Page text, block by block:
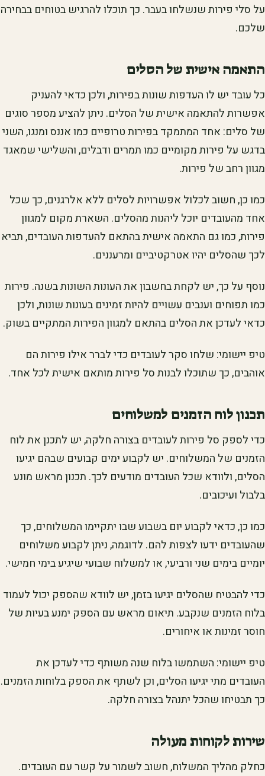
על סלי פירות שנשלחו בעבר. כך תוכלו להרגיש בטוחים בבחירה
שלכם.
התאמה אישית של הסלים
כל עובד יש לו העדפות שונות בפירות, ולכן כדאי להעניק
אפשרות להתאמה אישית של הסלים. ניתן להציע מספר סוגים
של סלים: אחד המתמקד בפירות טרופיים כמו אננס ומנגו, השני
בדגש על פירות מקומיים כמו תמרים ודבלים, והשלישי שמאגד
מגוון רחב של פירות.
כמו כן, חשוב לכלול אפשרויות לסלים ללא אלרגנים, כך שכל
אחד מהעובדים יוכל ליהנות מהסלים. השארת מקום למגוון
פירות, כמו גם התאמה אישית בהתאם להעדפות העובדים, תביא
לכך שהסלים יהיו אטרקטיביים ומרעננים.
נוסף על כך, יש לקחת בחשבון את העונות השונות בשנה. פירות
כמו תפוחים וענבים עשויים להיות זמינים בעונות שונות, ולכן
כדאי לעדכן את הסלים בהתאם למגוון הפירות המתקיים בשוק.
טיפ יישומי: שלחו סקר לעובדים כדי לברר אילו פירות הם
אוהבים, כך שתוכלו לבנות סל פירות מותאם אישית לכל אחד.
תכנון לוח הזמנים למשלוחים
כדי לספק סל פירות לעובדים בצורה חלקה, יש לתכנן את לוח
הזמנים של המשלוחים. יש לקבוע ימים קבועים שבהם יגיעו
הסלים, ולוודא שכל העובדים מודעים לכך. תכנון מראש מונע
בלבול ועיכובים.
כמו כן, כדאי לקבוע יום בשבוע שבו יתקיימו המשלוחים, כך
שהעובדים ידעו לצפות להם. לדוגמה, ניתן לקבוע משלוחים
יומיים בימים שני ורביעי, או למשלוח שבועי שיגיע בימי חמישי.
כדי להבטיח שהסלים יגיעו בזמן, יש לוודא שהספק יכול לעמוד
בלוח הזמנים שנקבע. תיאום מראש עם הספק ימנע בעיות של
חוסר זמינות או איחורים.
טיפ יישומי: השתמשו בלוח שנה משותף כדי לעדכן את
העובדים מתי יגיעו הסלים, וכן לשתף את הספק בלוחות הזמנים.
כך תבטיחו שהכל יתנהל בצורה חלקה.
שירות לקוחות מעולה
כחלק מהליך המשלוח, חשוב לשמור על קשר עם העובדים.